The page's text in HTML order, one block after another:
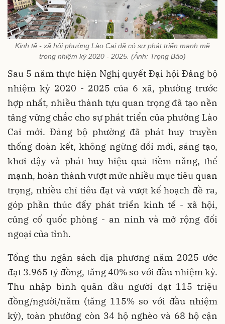
Kinh tế - xã hội phường Lào Cai đã có sự phát triển mạnh mẽ
trong nhiệm kỳ 2020 - 2025. (Ảnh: Trọng Bảo)
Sau 5 năm thực hiện Nghị quyết Đại hội Đảng bộ
nhiệm kỳ 2020 - 2025 của 6 xã, phường trước
hợp nhất, nhiều thành tựu quan trọng đã tạo nền
tảng vững chắc cho sự phát triển của phường Lào
Cai mới. Đảng bộ phường đã phát huy truyền
thống đoàn kết, không ngừng đổi mới, sáng tạo,
khơi dậy và phát huy hiệu quả tiềm năng, thế
mạnh, hoàn thành vượt mức nhiều mục tiêu quan
trọng, nhiều chỉ tiêu đạt và vượt kế hoạch đề ra,
góp phần thúc đẩy phát triển kinh tế - xã hội,
củng cố quốc phòng - an ninh và mở rộng đối
ngoại của tỉnh.
Tổng thu ngân sách địa phương năm 2025 ước
đạt 3.965 tỷ đồng, tăng 40% so với đầu nhiệm kỳ.
Thu nhập bình quân đầu người đạt 115 triệu
đồng/người/năm (tăng 115% so với đầu nhiệm
kỳ), toàn phường còn 34 hộ nghèo và 68 hộ cận